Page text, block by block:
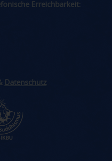
Erreichbarkeit:
Datenschutz